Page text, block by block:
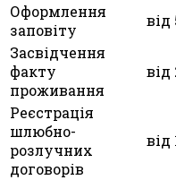
Оформлення
заповіту
від
Засвідчення
факту
проживання
від
Реєстрація
шлюбно-
розлучних
договорів
від